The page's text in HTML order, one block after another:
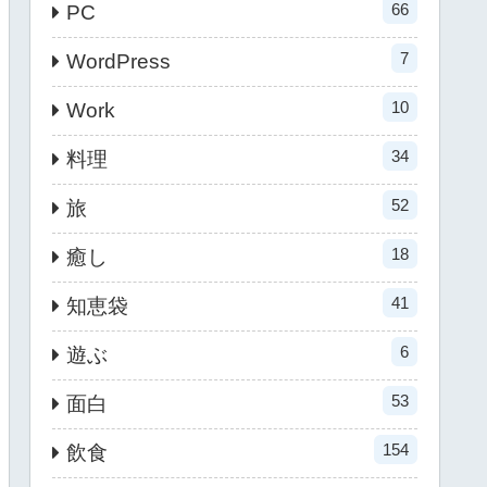
PC 66
WordPress 7
Work 10
料理 34
旅 52
癒し 18
知恵袋 41
遊ぶ 6
面白 53
飲食 154